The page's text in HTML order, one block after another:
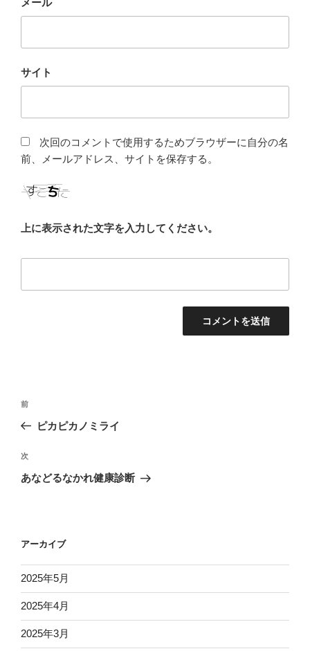
サイト
次回のコメントで使用するためブラウザーに自分の名
前、メールアドレス、サイトを保存する。
上に表示された文字を入力してください。
投
ビ
ゲ
ン
前
の
稿
前
ピカピカノミライ
次
の
次
あなどるなかれ健康診断
アーカイブ
2025年5月
2025年4月
2025年3月